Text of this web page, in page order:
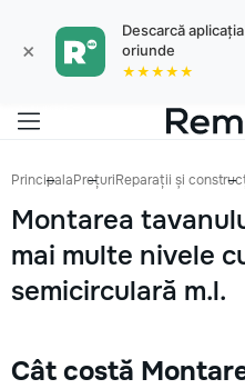
×
Descarcă
oriunde
★★★★★
PrincipalaPrețuriReparații și
Montarea
mai multe nivele
semicirculară m.l.
Cât costă